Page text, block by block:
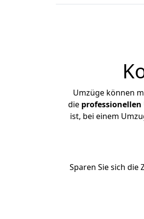
Umzüge können
die professionellen
ist, bei einem
Sparen Sie sich